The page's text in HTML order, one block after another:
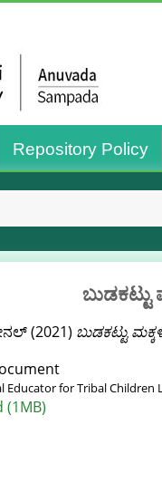
Repository Policy
(2021) ಬುಡಕಟ್ಟು
Educator for Tribal Children
(1MB)